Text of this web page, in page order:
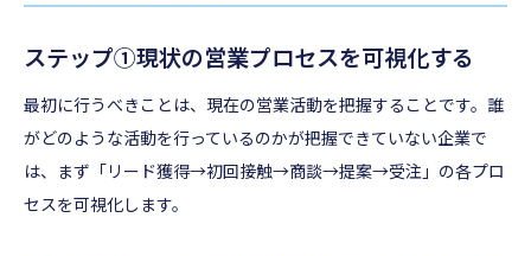
ステップ①現状の営業プロセスを可視化する
最初に行うべきことは、現在の営業活動を把握することです。誰
がどのような活動を行っているのかが把握できていない企業で
は、まず「リード獲得→初回接触→商談→提案→受注」の各プロ
セスを可視化します。